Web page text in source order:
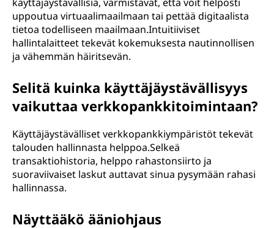
uppoutua virtuaalimaailmaan tai pettää digitaalista
tietoa todelliseen maailmaan.Intuitiiviset
hallintalaitteet tekevät kokemuksesta nautinnollisen
ja vähemmän häiritsevän.
Selitä kuinka käyttäjäystävällisyys
vaikuttaa verkkopankkitoimintaan?
Käyttäjäystävälliset verkkopankkiympäristöt tekevät
talouden hallinnasta helppoa.Selkeä
transaktiohistoria, helppo rahastonsiirto ja
suoraviivaiset laskut auttavat sinua pysymään rahasi
hallinnassa.
Näyttääkö ääniohjaus